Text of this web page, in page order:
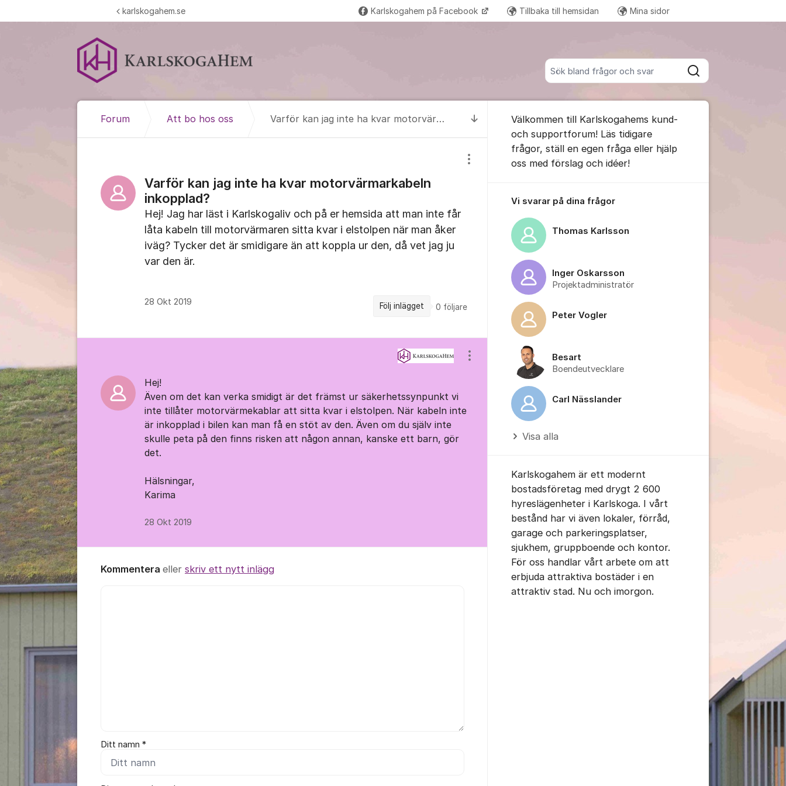
Sök bland alla inlägg
Sök
karlskogahem.se Karlskogahem på Facebook Tillbaka till hemsidan Mina sidorFler supportlänkar
Till senaste kommentaren
Forum Att bo hos oss Varför kan jag inte ha kvar motorvärmarkabeln inkopplad?
Varför kan jag inte ha kvar motorvärmarkabeln
inkopplad?
Visa/dölj inställningar för inlägg/kommentar
Hej! Jag har läst i Karlskogaliv och på er hemsida att man inte får
låta kabeln till motorvärmaren sitta kvar i elstolpen när man åker
iväg? Tycker det är smidigare än att koppla ur den, då vet jag ju
var den är.
28 Okt 2019 Följ inlägget 0 följare
Hej!
Även om det kan verka smidigt är det främst ur säkerhetssynpunkt vi
inte tillåter motorvärmekablar att sitta kvar i elstolpen. När kabeln inte
är inkopplad i bilen kan man få en stöt av den. Även om du själv inte
skulle peta på den finns risken att någon annan, kanske ett barn, gör
det.
Hälsningar,
Karima
28 Okt 2019
Visa/dölj inställningar för inlägg/kommentar
Kommentera eller skriv ett nytt inlägg
Ditt namn *
Välkommen till Karlskogahems kund-
och supportforum! Läs tidigare
frågor, ställ en egen fråga eller hjälp
oss med förslag och idéer!
Vi svarar på dina frågor
Thomas Karlsson
Inger Oskarsson
Projektadministratör
Peter Vogler
Besart
Boendeutvecklare
Carl Nässlander
Visa alla
Karlskogahem är ett modernt
bostadsföretag med drygt 2 600
hyreslägenheter i Karlskoga. I vårt
bestånd har vi även lokaler, förråd,
garage och parkeringsplatser,
sjukhem, gruppboende och kontor.
För oss handlar vårt arbete om att
erbjuda attraktiva bostäder i en
attraktiv stad. Nu och imorgon.